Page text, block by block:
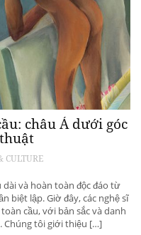
châu Á dưới góc
CULTURE
và hoàn toàn độc đáo từ
biệt lập. Giờ đây, các nghệ sĩ
cầu, với bản sắc và danh
Chúng tôi giới thiệu […]